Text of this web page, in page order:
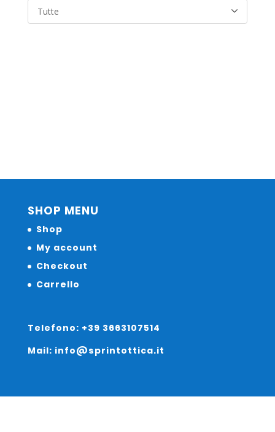
Tutte
SHOP MENU
Shop
My account
Checkout
Carrello
Telefono: +39 3663107514
Mail: info@sprintottica.it